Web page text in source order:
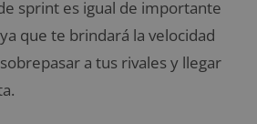
sprint es igual de importante
que te brindará la velocidad
a tus rivales y llegar